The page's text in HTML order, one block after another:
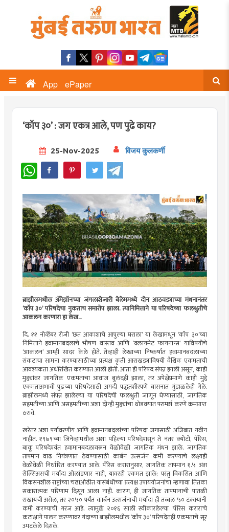
App ePaper
‘कॉप ३०’ : जग एकत्र आले, पण पुढे काय?
25-Nov-2025 विजय कुलकर्णी
WhatsApp
ब्राझीलमधील अ‍ॅमेझॉनच्या जंगलाशेजारी बेलेममध्ये दोन आठवड्याच्या मंथनानंतर
‘कॉप ३०’ परिषदेचा नुकताच समारोप झाला. त्यानिमित्ताने या परिषदेच्या फलश्रुतीचे
आकलन करणारा हा लेख...
दि. ११ नोव्हेंबर रोजी ‘छत आकाशाचे आपुल्या घराला’ या लेखामधून ‘कॉप ३०’च्या
निमित्ताने हवामानबदलाचे भीषण वास्तव आणि ‘क्लायमेट फायनान्स’ याविषयीचे
‘आकलन’ आम्ही सादर केले होते. तेव्हाही लेखाच्या निष्कर्षात हवामानबदलाच्या
संकटाचा सामना करण्यासाठीच्या प्रत्यक्ष कृती आराखड्याविषयी वैश्विक एकमताची
आवश्यकता अधोरेखित करण्यात आली होती. आता ही परिषद संपन्न झाली असून, काही
मुद्द्यांवर जागतिक एकमताचा आवाज बुलंदही झाला, तर अपेक्षेप्रमाणे काही मुद्दे
एकमताअभावी पुढच्या परिषदेसाठी अगदी पद्धतशीरपणे बासनात गुंडाळलेही गेले.
ब्राझीलमध्ये संपन्न झालेल्या या परिषदेची फलश्रुती जाणून घेण्यासाठी, जागतिक
सहमतीच्या आणि असहमतीच्या अशा दोन्ही मुद्द्यांचा थोडक्यात परामर्श करणे क्रमप्राप्त
ठरावे.
खरेतर अशा पर्यावरणीय आणि हवामानबदलांच्या परिषदा जगासाठी अजिबात नवीन
नाहीत. १९७९च्या जिनेव्हामधील अशा पहिल्या परिषदेपासून ते नंतर क्योटो, पॅरिस,
बाकू परिषदेपर्यंत हवामानबदलावरून वेळोवेळी जागतिक मंथन झाले. जागतिक
तापमान वाढ नियंत्रणात ठेवण्यासाठी कार्बन उत्सर्जन कमी करण्याचे लक्ष्यही
वेळोेवेळी निर्धारित करण्यात आले. पॅरिस करारानुसार, जागतिक तापमान १.५ अंश
सेल्सिअसची मर्यादा ओलांडणार नाही, यावरही एकमत झाले; परंतु विकसित आणि
विकसनशील राष्ट्रांच्या चढाओढीत यासंबंधीच्या प्रत्यक्ष उपाययोजनांचा म्हणावा तितका
सकारात्मक परिणाम दिसून आला नाही. कारण, ही जागतिक तापमानाची पातळी
राखायची असेल, तर २०५० पर्यंत कार्बन उत्सर्जनाची मर्यादा ही तब्बल ५० टक्क्यांनी
कमी करण्याची गरज आहे. त्यामुळे २०१६ साली स्वीकारलेल्या ‘पॅरिस करारा’चे
कटाक्षाने पालन करण्यावर यंदाच्या ब्राझीलमधील ‘कॉप ३०’ परिषदेतही एकमताचे सूर
उमटलेले दिसले.